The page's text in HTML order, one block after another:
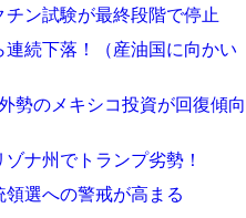
ン試験が最終段階で停止
連続下落！（産油国に向かい
勢のメキシコ投資が回復傾向
ナ州でトランプ劣勢！
領選への警戒が高まる